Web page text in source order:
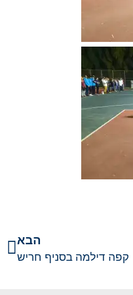
הבא
קפה דילמה בסניף חריש